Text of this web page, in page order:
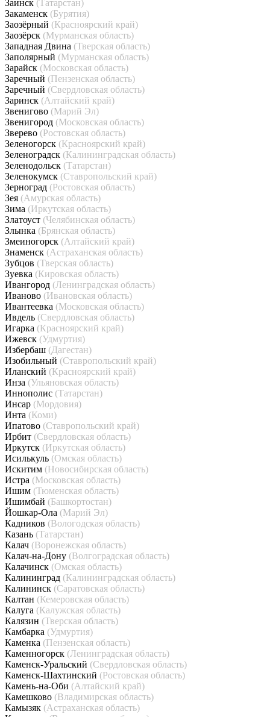
Заинск (Татарстан)
Закаменск (Бурятия)
Заозёрный (Красноярский край)
Заозёрск (Мурманская область)
Западная Двина (Тверская область)
Заполярный (Мурманская область)
Зарайск (Московская область)
Заречный (Пензенская область)
Заречный (Свердловская область)
Заринск (Алтайский край)
Звенигово (Марий Эл)
Звенигород (Московская область)
Зверево (Ростовская область)
Зеленогорск (Красноярский край)
Зеленоградск (Калининградская область)
Зеленодольск (Татарстан)
Зеленокумск (Ставропольский край)
Зерноград (Ростовская область)
Зея (Амурская область)
Зима (Иркутская область)
Златоуст (Челябинская область)
Злынка (Брянская область)
Змеиногорск (Алтайский край)
Знаменск (Астраханская область)
Зубцов (Тверская область)
Зуевка (Кировская область)
Ивангород (Ленинградская область)
Иваново (Ивановская область)
Ивантеевка (Московская область)
Ивдель (Свердловская область)
Игарка (Красноярский край)
Ижевск (Удмуртия)
Избербаш (Дагестан)
Изобильный (Ставропольский край)
Иланский (Красноярский край)
Инза (Ульяновская область)
Иннополис (Татарстан)
Инсар (Мордовия)
Инта (Коми)
Ипатово (Ставропольский край)
Ирбит (Свердловская область)
Иркутск (Иркутская область)
Исилькуль (Омская область)
Искитим (Новосибирская область)
Истра (Московская область)
Ишим (Тюменская область)
Ишимбай (Башкортостан)
Йошкар-Ола (Марий Эл)
Кадников (Вологодская область)
Казань (Татарстан)
Калач (Воронежская область)
Калач-на-Дону (Волгоградская область)
Калачинск (Омская область)
Калининград (Калининградская область)
Калининск (Саратовская область)
Калтан (Кемеровская область)
Калуга (Калужская область)
Калязин (Тверская область)
Камбарка (Удмуртия)
Каменка (Пензенская область)
Каменногорск (Ленинградская область)
Каменск-Уральский (Свердловская область)
Каменск-Шахтинский (Ростовская область)
Камень-на-Оби (Алтайский край)
Камешково (Владимирская область)
Камызяк (Астраханская область)